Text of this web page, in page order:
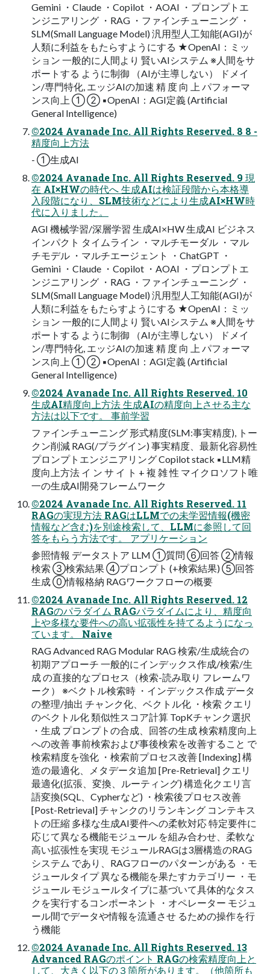
Gemini ・Claude ・Copilot ・AOAI ・プロンプトエ
ンジニアリング ・RAG ・ファインチューニング ・
SLM(Small Language Model) 汎用型人工知能(AGI)が
人類に利益をもたらすようにする ★OpenAI：ミッ
ション 一般的に人間より 賢いAIシステム ※人間をサ
ポートする ように制御 （AIが主導しない） ドメイ
ン/専門特化, エッジAIの加速 精 度 向 上 パフォーマ
ンス向上 ① ② ▪OpenAI：AGI定義 (Artificial
General Intelligence)
©2024 Avanade Inc. All Rights Reserved. 8 8 -
精度向上方法
- ①生成AI
©2024 Avanade Inc. All Rights Reserved. 9 現
在 AI×HWの時代へ 生成AIは検証段階から本格導
入段階になり、SLM技術などにより生成AI×HW時
代に入りました。
AGI 機械学習/深層学習 生成AI×HW 生成AI ビジネス
インパクト タイムライン ・マルチモーダル ・マル
チモデル ・マルチエージェント ・ChatGPT ・
Gemini ・Claude ・Copilot ・AOAI ・プロンプトエ
ンジニアリング ・RAG ・ファインチューニング ・
SLM(Small Language Model) 汎用型人工知能(AGI)が
人類に利益をもたらすようにする ★OpenAI：ミッ
ション 一般的に人間より 賢いAIシステム ※人間をサ
ポートする ように制御 （AIが主導しない） ドメイ
ン/専門特化, エッジAIの加速 精 度 向 上 パフォーマ
ンス向上 ① ② ▪OpenAI：AGI定義 (Artificial
General Intelligence)
©2024 Avanade Inc. All Rights Reserved. 10
生成AI精度向上方法 生成AIの精度向上させる主な
方法は以下です。 事前学習
ファインチューニング 形式精度(SLM:事実精度), トー
クン削減 RAG(/プラグイン) 事実精度、最新化容易性
プロンプトエンジニアリング Copilot stack ▪LLM精
度向上方法 イ ン サ イ ト + 複 雑 性 マイクロソフト唯
一の生成AI開発フレームワーク
©2024 Avanade Inc. All Rights Reserved. 11
RAGの実現方法 RAGはLLMでの未学習情報(機密
情報など含む)を別途検索して、LLMに参照して回
答をもらう方法です。 アプリケーション
参照情報 データストア LLM ①質問 ⑥回答 ②情報
検索 ③検索結果 ④プロンプト (+検索結果) ⑤回答
生成 ⓪情報格納 RAGワークフローの概要
©2024 Avanade Inc. All Rights Reserved. 12
RAGのパラダイム RAGパラダイムにより、精度向
上や多様な要件への高い拡張性を持てるようになっ
ています。 Naive
RAG Advanced RAG Modular RAG 検索/生成統合の
初期アプローチ 一般的にインデックス作成/検索/生
成 の直接的なプロセス（検索-読み取り フレームワ
ーク） ※ベクトル検索時 ・インデックス作成 データ
の整理/抽出 チャンク化、ベクトル化 ・検索 クエリ
のベクトル化 類似性スコア計算 TopKチャンク選択
・生成 プロンプトの合成、回答の生成 検索精度向上
への改善 事前検索および事後検索を改善すること で
検索精度を強化 ・検索前プロセス改善 [Indexing] 構
造の最適化、メタデータ追加 [Pre-Retrieval] クエリ
最適化(拡張、変換、ルーティング) 構造化クエリ言
語変換(SQL、Cypherなど) ・検索後プロセス改善
[Post-Retrieval] チャンクのリランキング コンテキス
トの圧縮 多様な生成AI要件への柔軟対応 特定要件に
応じて異なる機能モジュール を組み合わせ、柔軟な
高い拡張性を実現 モジュールRAGは3層構造のRAG
システム であり、RAGフローのパターンがある ・モ
ジュールタイプ 異なる機能を果たすカテゴリー ・モ
ジュール モジュールタイプに基づいて具体的なタス
クを実行するコンポーネント ・オペレーター モジュ
ール間でデータや情報を流通させ るための操作を行
う機能
©2024 Avanade Inc. All Rights Reserved. 13
Advanced RAGのポイント RAGの検索精度向上と
して、大きく以下の３箇所があります。（他箇所も